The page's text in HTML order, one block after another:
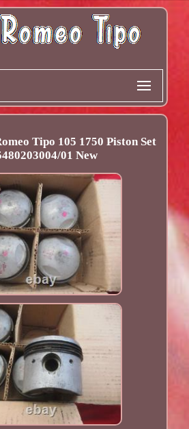
Tipo 105 1750 Piston Set
01 New